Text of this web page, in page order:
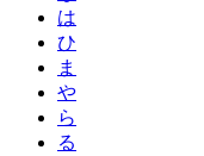
は
ひ
ま
や
ら
る